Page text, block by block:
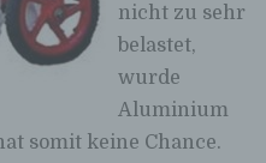
nicht zu sehr
belastet,
wurde
Aluminium
somit keine Chance.